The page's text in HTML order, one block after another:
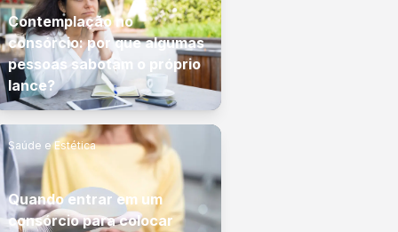
Contemplação no
consórcio: por que algumas
pessoas sabotam o próprio
lance?
Saúde e Estética
Quando entrar em um
consórcio para colocar